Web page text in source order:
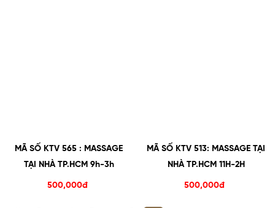
MÃ SỐ KTV 565 : MASSAGE
TẠI NHÀ TP.HCM 9h-3h
500,000đ
MÃ SỐ KTV 513: MASSAGE TẠI
NHÀ TP.HCM 11H-2H
500,000đ